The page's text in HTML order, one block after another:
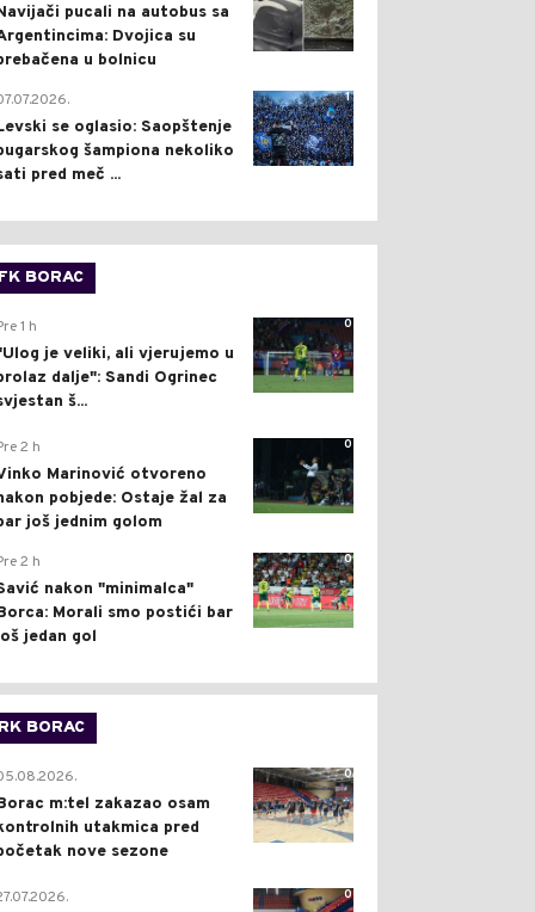
pucali na autobus sa
Dvojica su
u bolnicu
1
se oglasio: Saopštenje
šampiona nekoliko
pred meč ...
FK BORAC
0
1 h
je veliki, ali vjerujemo u
dalje": Sandi Ogrinec
š...
0
2 h
Marinović otvoreno
pobjede: Ostaje žal za
još jednim golom
0
2 h
nakon "minimalca"
Morali smo postići bar
jedan gol
RK BORAC
0
m:tel zakazao osam
utakmica pred
nove sezone
0